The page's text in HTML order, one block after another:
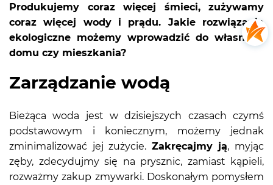
Produkujemy coraz więcej śmieci, zużywamy
coraz więcej wody i prądu. Jakie rozwiązania
ekologiczne możemy wprowadzić do własnego
domu czy mieszkania?
Zarządzanie wodą
Bieżąca woda jest w dzisiejszych czasach czymś
podstawowym i koniecznym, możemy jednak
zminimalizować jej zużycie. Zakręcajmy ją, myjąc
zęby, zdecydujmy się na prysznic, zamiast kąpieli,
rozważmy zakup zmywarki. Doskonałym pomysłem